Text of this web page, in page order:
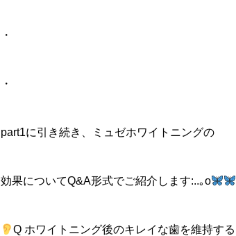
・
・
part1に引き続き、ミュゼホワイトニングの
効果についてQ&A形式でご紹介します:..｡o
Q ホワイトニング後のキレイな歯を維持す